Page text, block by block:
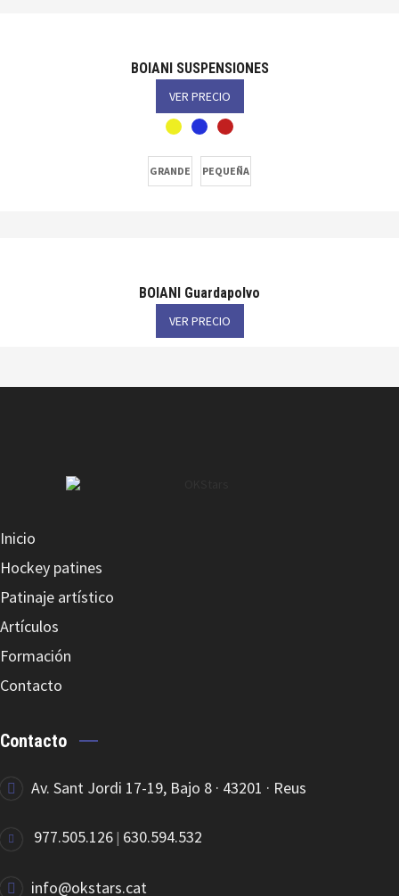
BOIANI SUSPENSIONES
VER PRECIO
GRANDE PEQUEÑA
BOIANI Guardapolvo
VER PRECIO
Inicio
Hockey patines
Patinaje artístico
Artículos
Formación
Contacto
Contacto
Av. Sant Jordi 17-19, Bajo 8 · 43201 · Reus
977.505.126 | 630.594.532
info@okstars.cat